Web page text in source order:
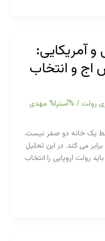
و آمریکایی:
اج و انتخاب
رولت/ %آسترا% مهدی
یک خانه دو صفر نیست.
می کند. در این تحلیل
رولت اروپایی را انتخاب